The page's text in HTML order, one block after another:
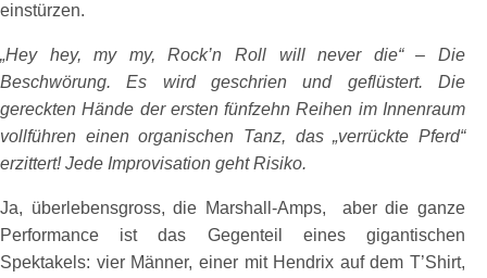
einstürzen.
„Hey hey, my my, Rock’n Roll will never die“ – Die
Beschwörung. Es wird geschrien und geflüstert. Die
gereckten Hände der ersten fünfzehn Reihen im Innenraum
vollführen einen organischen Tanz, das „verrückte Pferd“
erzittert! Jede Improvisation geht Risiko.
Ja, überlebensgross, die Marshall-Amps, aber die ganze
Performance ist das Gegenteil eines gigantischen
Spektakels: vier Männer, einer mit Hendrix auf dem T’Shirt,